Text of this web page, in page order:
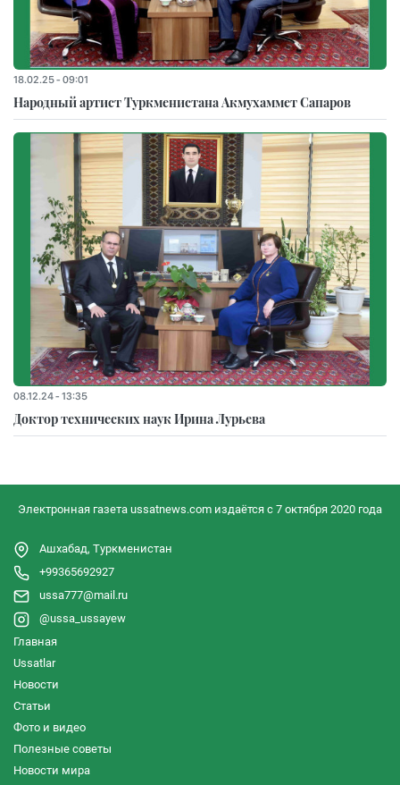
18.02.25 - 09:01
Народный артист Туркменистана Акмухаммет Сапаров
08.12.24 - 13:35
Доктор технических наук Ирина Лурьева
Электронная газета ussatnews.com издаётся с 7 октября 2020 года
Ашхабад, Туркменистан
+99365692927
ussa777@mail.ru
@ussa_ussayew
Главная
Ussatlar
Новости
Статьи
Фото и видео
Полезные советы
Новости мира